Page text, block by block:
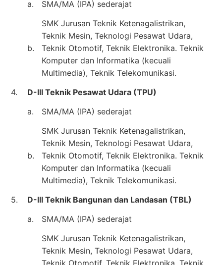
a.
SMA/MA (IPA) sederajat
b.
SMK Jurusan Teknik Ketenagalistrikan,
Teknik Mesin, Teknologi Pesawat Udara,
Teknik Otomotif, Teknik Elektronika. Teknik
Komputer dan Informatika (kecuali
Multimedia), Teknik Telekomunikasi.
4.
D-III Teknik Pesawat Udara (TPU)
a.
SMA/MA (IPA) sederajat
b.
SMK Jurusan Teknik Ketenagalistrikan,
Teknik Mesin, Teknologi Pesawat Udara,
Teknik Otomotif, Teknik Elektronika. Teknik
Komputer dan Informatika (kecuali
Multimedia), Teknik Telekomunikasi.
5.
D-III Teknik Bangunan dan Landasan (TBL)
a.
SMA/MA (IPA) sederajat
SMK Jurusan Teknik Ketenagalistrikan,
Teknik Mesin, Teknologi Pesawat Udara,
Teknik Otomotif, Teknik Elektronika, Teknik